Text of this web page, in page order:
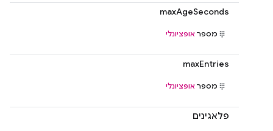
maxAgeSeconds
מספר אופציונלי
maxEntries
מספר אופציונלי
פלאגינים